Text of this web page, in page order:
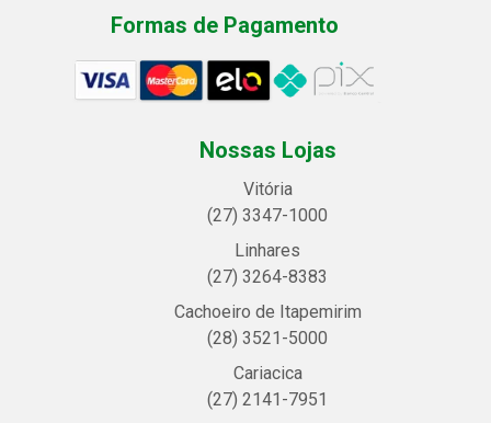
Formas de Pagamento
Nossas Lojas
Vitória
(27) 3347-1000
Linhares
(27) 3264-8383
Cachoeiro de Itapemirim
(28) 3521-5000
Cariacica
(27) 2141-7951